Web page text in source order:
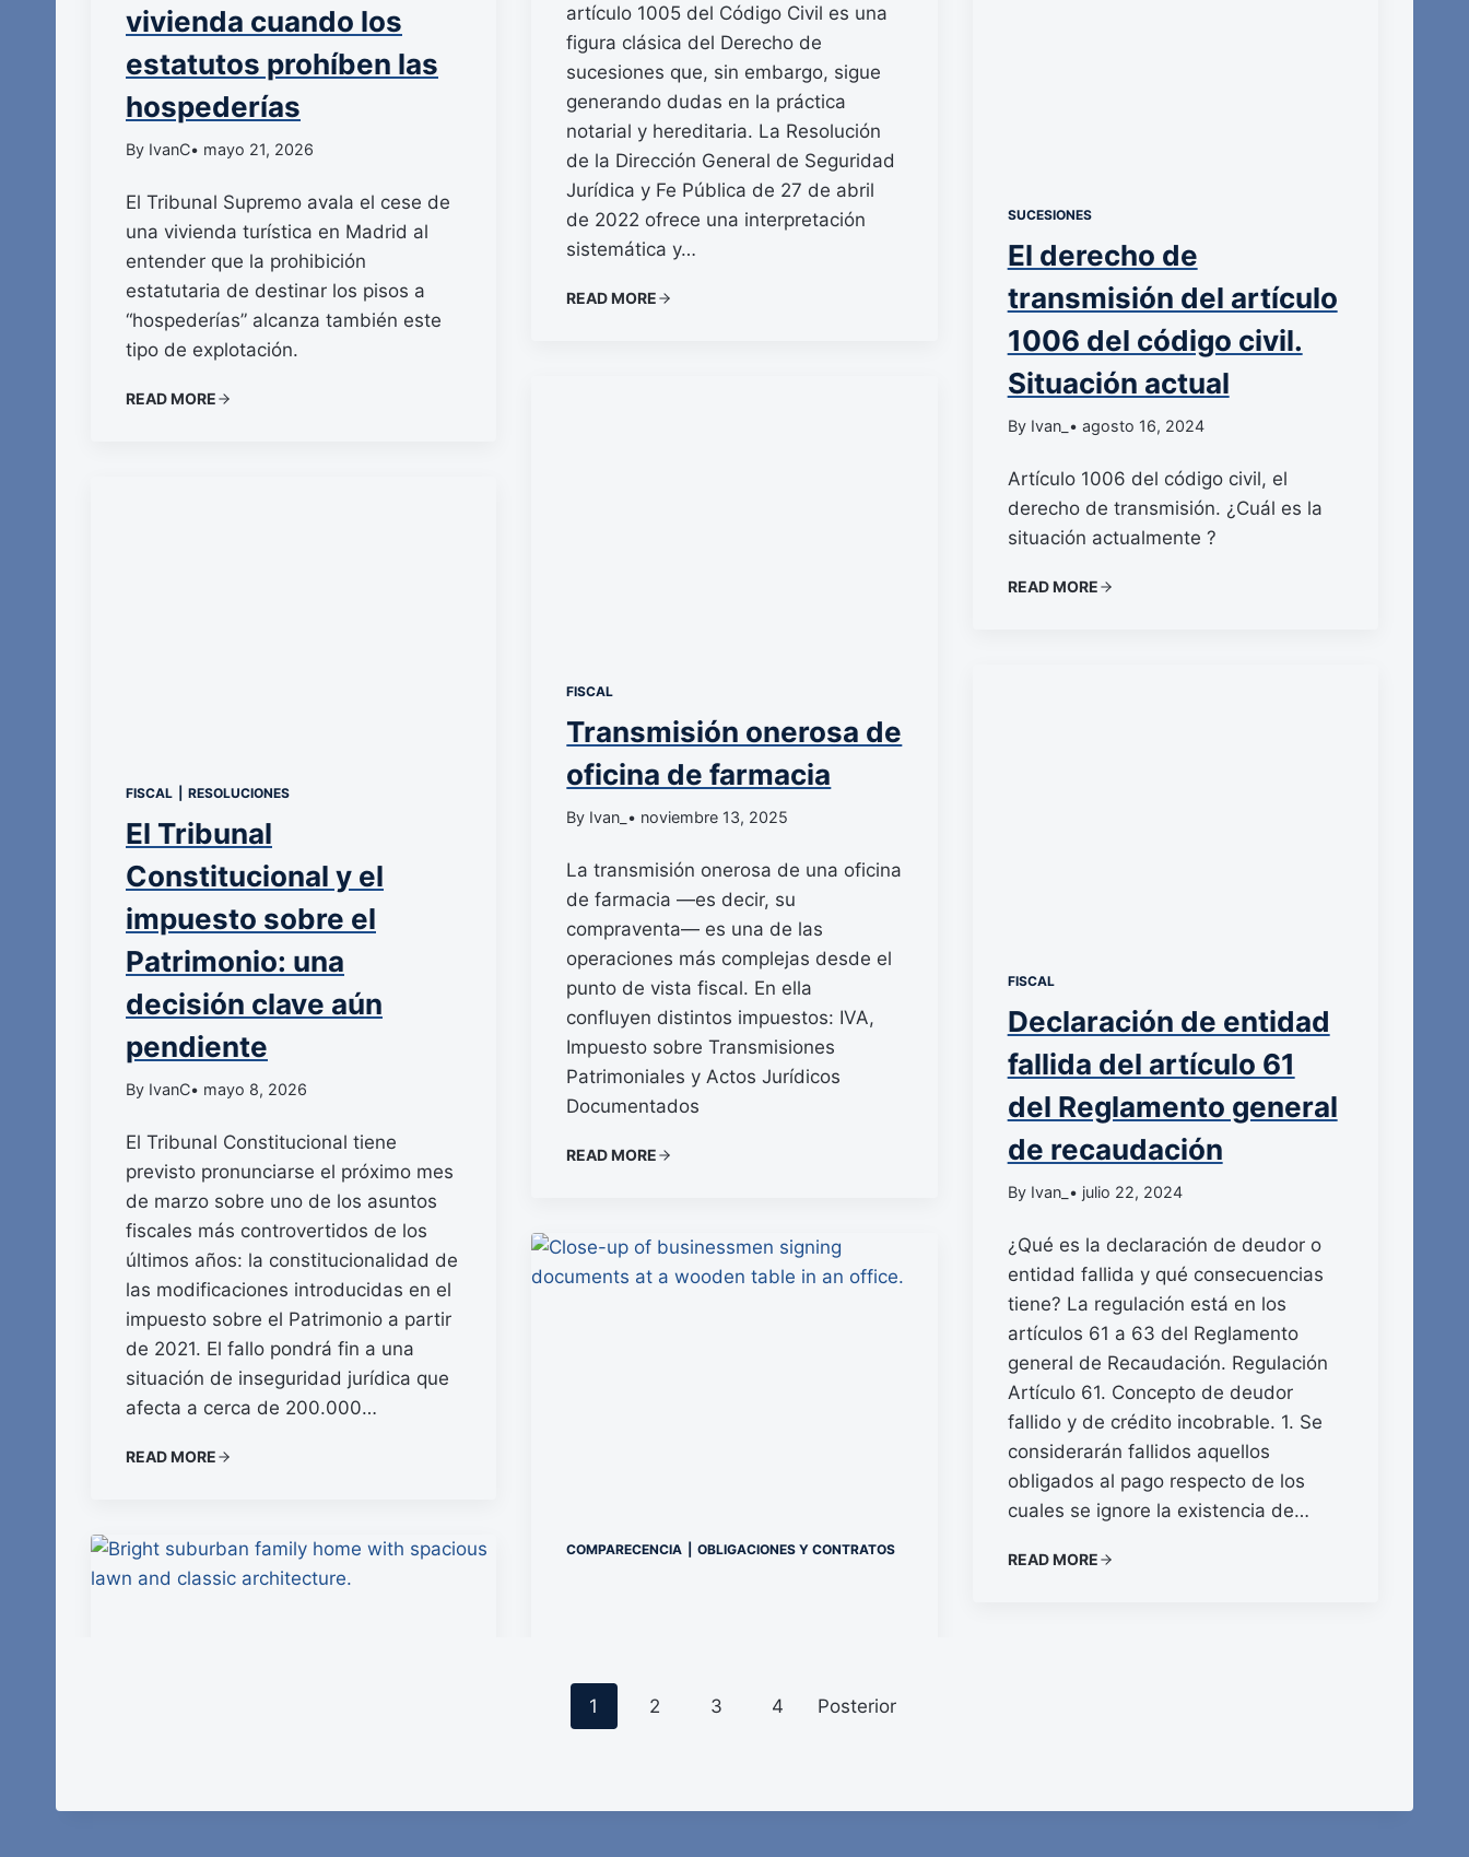
vivienda cuando los
estatutos prohíben las
hospederías
By IvanC• mayo 21, 2026
El Tribunal Supremo avala el cese de
una vivienda turística en Madrid al
entender que la prohibición
estatutaria de destinar los pisos a
“hospederías” alcanza también este
tipo de explotación.
READ MORE
FISCAL RESOLUCIONES
El Tribunal
Constitucional y el
impuesto sobre el
Patrimonio: una
decisión clave aún
pendiente
By IvanC• mayo 8, 2026
El Tribunal Constitucional tiene
previsto pronunciarse el próximo mes
de marzo sobre uno de los asuntos
fiscales más controvertidos de los
últimos años: la constitucionalidad de
las modificaciones introducidas en el
impuesto sobre el Patrimonio a partir
de 2021. El fallo pondrá fin a una
situación de inseguridad jurídica que
afecta a cerca de 200.000…
READ MORE
artículo 1005 del Código Civil es una
figura clásica del Derecho de
sucesiones que, sin embargo, sigue
generando dudas en la práctica
notarial y hereditaria. La Resolución
de la Dirección General de Seguridad
Jurídica y Fe Pública de 27 de abril
de 2022 ofrece una interpretación
sistemática y…
READ MORE
FISCAL
Transmisión onerosa de
oficina de farmacia
By Ivan_ • noviembre 13, 2025
La transmisión onerosa de una oficina
de farmacia —es decir, su
compraventa— es una de las
operaciones más complejas desde el
punto de vista fiscal. En ella
confluyen distintos impuestos: IVA,
Impuesto sobre Transmisiones
Patrimoniales y Actos Jurídicos
Documentados
READ MORE
COMPARECENCIA OBLIGACIONES Y CONTRATOS
SUCESIONES
El derecho de
transmisión del artículo
1006 del código civil.
Situación actual
By Ivan_ • agosto 16, 2024
Artículo 1006 del código civil, el
derecho de transmisión. ¿Cuál es la
situación actualmente ?
READ MORE
FISCAL
Declaración de entidad
fallida del artículo 61
del Reglamento general
de recaudación
By Ivan_ • julio 22, 2024
¿Qué es la declaración de deudor o
entidad fallida y qué consecuencias
tiene? La regulación está en los
artículos 61 a 63 del Reglamento
general de Recaudación. Regulación
Artículo 61. Concepto de deudor
fallido y de crédito incobrable. 1. Se
considerarán fallidos aquellos
obligados al pago respecto de los
cuales se ignore la existencia de…
READ MORE
1 2 3 4 Posterior